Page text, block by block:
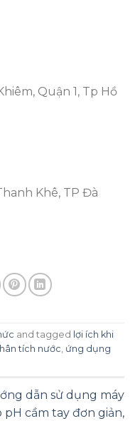
Quận 1, Tp Hồ
Khê, TP Đà
and tagged lợi ích khi
tích nước, ứng dụng
dẫn sử dụng máy
pH cầm tay đơn giản,